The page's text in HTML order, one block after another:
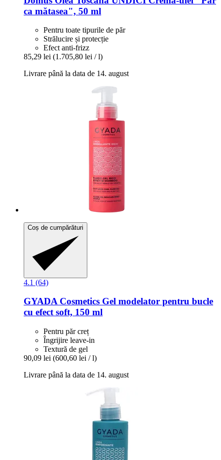
ca mătasea", 50 ml
Pentru toate tipurile de păr
Strălucire și protecție
Efect anti-frizz
85,29 lei (1.705,80 lei / l)
Livrare până la data de 14. august
Coș de cumpărături
4.1 (64)
GYADA Cosmetics Gel modelator pentru bucle
cu efect soft, 150 ml
Pentru păr creț
Îngrijire leave-in
Textură de gel
90,09 lei (600,60 lei / l)
Livrare până la data de 14. august